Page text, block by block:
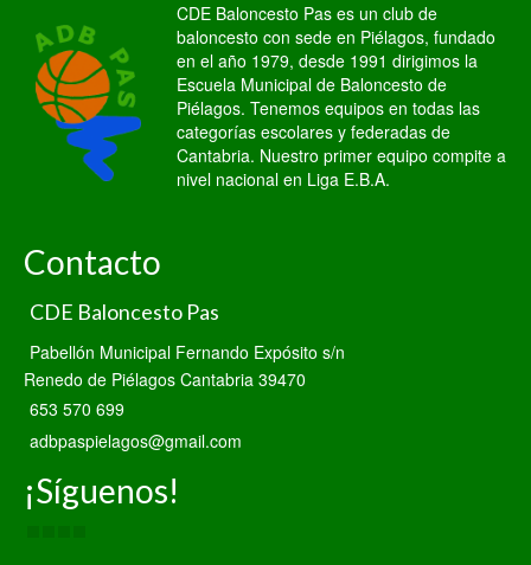
CDE Baloncesto Pas es un club de
baloncesto con sede en Piélagos, fundado
en el año 1979, desde 1991 dirigimos la
Escuela Municipal de Baloncesto de
Piélagos. Tenemos equipos en todas las
categorías escolares y federadas de
Cantabria. Nuestro primer equipo compite a
nivel nacional en Liga E.B.A.
Contacto
CDE Baloncesto Pas
Pabellón Municipal Fernando Expósito s/n
Renedo de Piélagos Cantabria 39470
653 570 699
adbpaspielagos@gmail.com
¡Síguenos!